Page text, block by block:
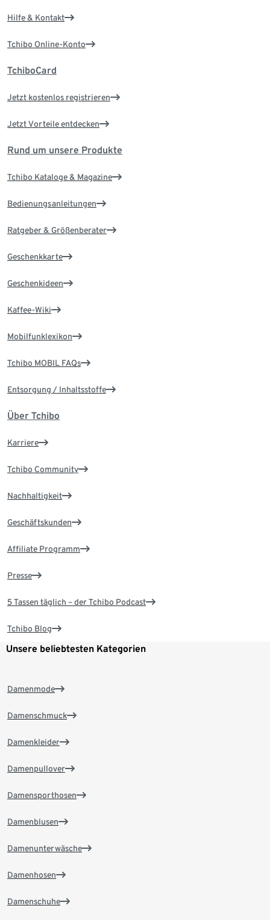
Hilfe & Kontakt
Tchibo Online-Konto
TchiboCard
Jetzt kostenlos registrieren
Jetzt Vorteile entdecken
Rund um unsere Produkte
Tchibo Kataloge & Magazine
Bedienungsanleitungen
Ratgeber & Größenberater
Geschenkkarte
Geschenkideen
Kaffee-Wiki
Mobilfunklexikon
Tchibo MOBIL FAQs
Entsorgung / Inhaltsstoffe
Über Tchibo
Karriere
Tchibo Community
Nachhaltigkeit
Geschäftskunden
Affiliate Programm
Presse
5 Tassen täglich – der Tchibo Podcast
Tchibo Blog
Unsere beliebtesten Kategorien
Damenmode
Damenschmuck
Damenkleider
Damenpullover
Damensporthosen
Damenblusen
Damenunterwäsche
Damenhosen
Damenschuhe